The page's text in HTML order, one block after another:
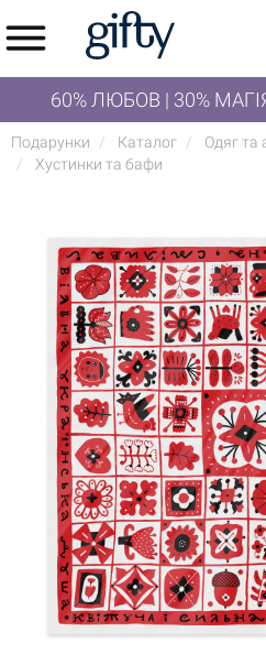
60% ЛЮБОВ | 30%
Подарунки Каталог
Одяг та
Хустинки та бафи